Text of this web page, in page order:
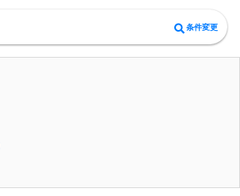
条件変更